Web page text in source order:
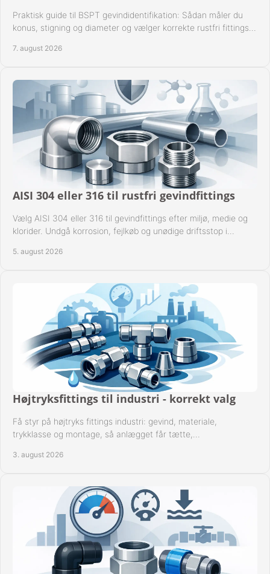
Praktisk guide til BSPT gevindidentifikation: Sådan måler du
konus, stigning og diameter og vælger korrekte rustfri fittings
7. august 2026
AISI 304 eller 316 til rustfri gevindfittings
Vælg AISI 304 eller 316 til gevindfittings efter miljø, medie og
klorider. Undgå korrosion, fejlkøb og unødige driftsstop i
5. august 2026
Højtryksfittings til industri - korrekt valg
Få styr på højtryks fittings industri: gevind, materiale,
trykklasse og montage, så anlægget får tætte,
3. august 2026